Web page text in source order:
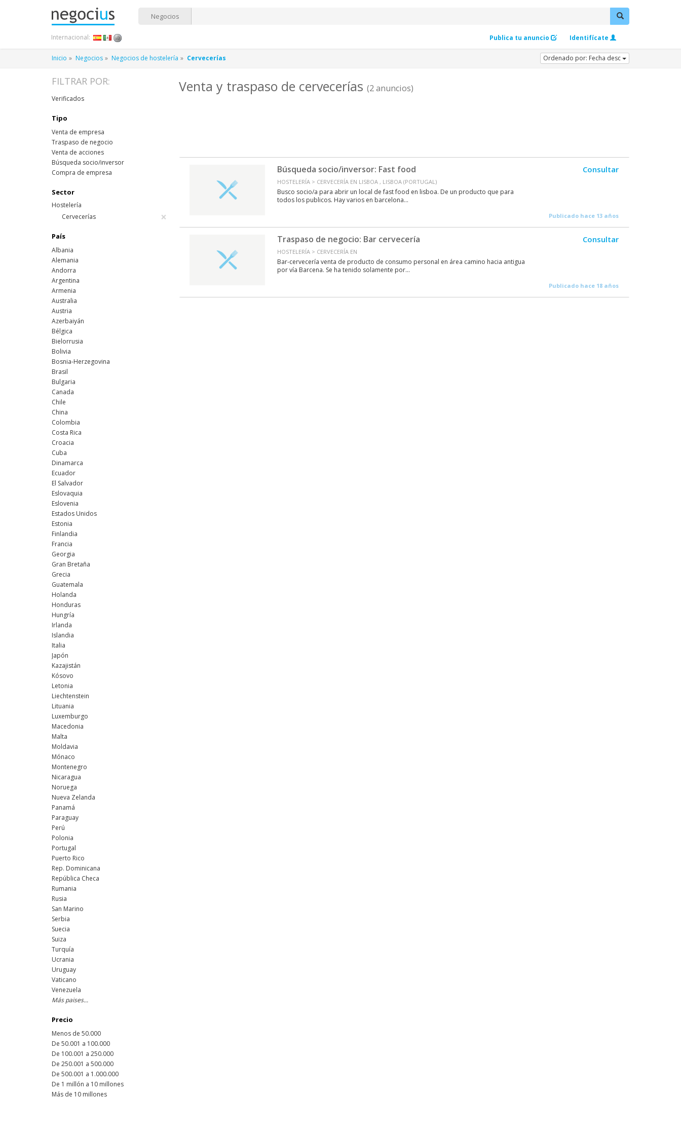
Negocios
Publica tu anuncio Identifícate
Internacional:
Inicio Negocios Negocios de hostelería Cervecerías Ordenado por: Fecha desc
Venta y traspaso de cervecerías (2 anuncios)
Búsqueda socio/inversor: Fast food
HOSTELERÍA > CERVECERÍA EN LISBOA , LISBOA (PORTUGAL)
Busco socio/a para abrir un local de fast food en lisboa. De un producto que para
todos los publicos. Hay varios en barcelona...
Consultar
Publicado hace 13 años
Traspaso de negocio: Bar cervecería
HOSTELERÍA > CERVECERÍA EN
Bar-cervecería venta de producto de consumo personal en área camino hacia antigua
por vía Barcena. Se ha tenido solamente por...
Consultar
Publicado hace 18 años
FILTRAR POR:
Verificados
Tipo
Venta de empresa
Traspaso de negocio
Venta de acciones
Búsqueda socio/inversor
Compra de empresa
Sector
Hostelería
Cervecerías
×
País
Albania
Alemania
Andorra
Argentina
Armenia
Australia
Austria
Azerbaiyán
Bélgica
Bielorrusia
Bolivia
Bosnia-Herzegovina
Brasil
Bulgaria
Canada
Chile
China
Colombia
Costa Rica
Croacia
Cuba
Dinamarca
Ecuador
El Salvador
Eslovaquia
Eslovenia
Estados Unidos
Estonia
Finlandia
Francia
Georgia
Gran Bretaña
Grecia
Guatemala
Holanda
Honduras
Hungría
Irlanda
Islandia
Italia
Japón
Kazajistán
Kósovo
Letonia
Liechtenstein
Lituania
Luxemburgo
Macedonia
Malta
Moldavia
Mónaco
Montenegro
Nicaragua
Noruega
Nueva Zelanda
Panamá
Paraguay
Perú
Polonia
Portugal
Puerto Rico
Rep. Dominicana
República Checa
Rumania
Rusia
San Marino
Serbia
Suecia
Suiza
Turquía
Ucrania
Uruguay
Vaticano
Venezuela
Más paises...
Precio
Menos de 50.000
De 50.001 a 100.000
De 100.001 a 250.000
De 250.001 a 500.000
De 500.001 a 1.000.000
De 1 millón a 10 millones
Más de 10 millones